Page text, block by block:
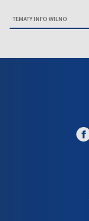
TEMATY INFO WILNO